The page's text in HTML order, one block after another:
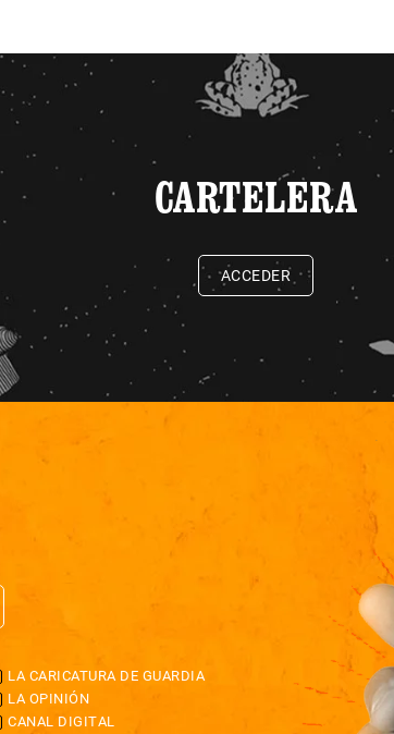
CARTELERA
ACCEDER
LA CARICATURA DE GUARDIA
LA OPINIÓN
CANAL DIGITAL